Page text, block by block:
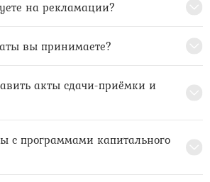
на рекламации?
вы принимаете?
акты сдачи-приёмки и
с программами капитального